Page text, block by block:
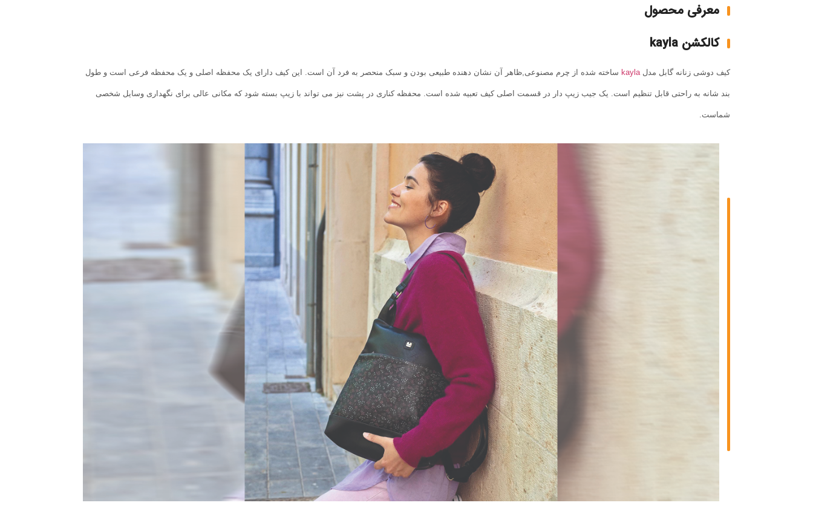
معرفی محصول
کالکشن kayla
کیف دوشی زنانه گابل مدل kayla ساخته شده از چرم مصنوعی ,ظاهر آن نشان دهنده طبیعی بودن و سبک منحصر به فرد آن است. این کیف دارای یک محفظه اصلی و یک محفظه فرعی است و طول
بند شانه به راحتی قابل تنظیم است. یک جیب زیپ دار در قسمت اصلی کیف تعبیه شده است. محفظه کناری در پشت نیز می تواند با زیپ بسته شود که مکانی عالی برای نگهداری وسایل شخصی
شماست